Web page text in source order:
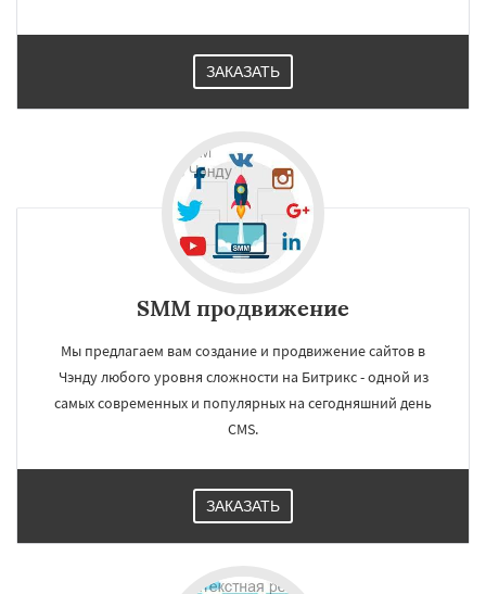
ЗАКАЗАТЬ
SMM продвижение
Мы предлагаем вам создание и продвижение сайтов в
Чэнду любого уровня сложности на Битрикс - одной из
самых современных и популярных на сегодняшний день
CMS.
ЗАКАЗАТЬ